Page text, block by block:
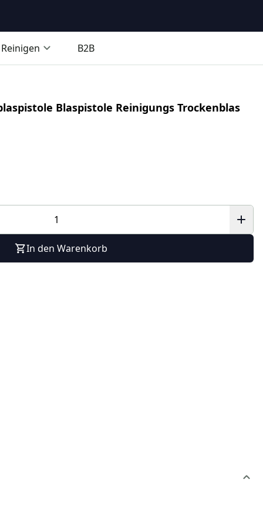
Reinigen B2B
Blaspistole Reinigungs Trockenblas
In den Warenkorb